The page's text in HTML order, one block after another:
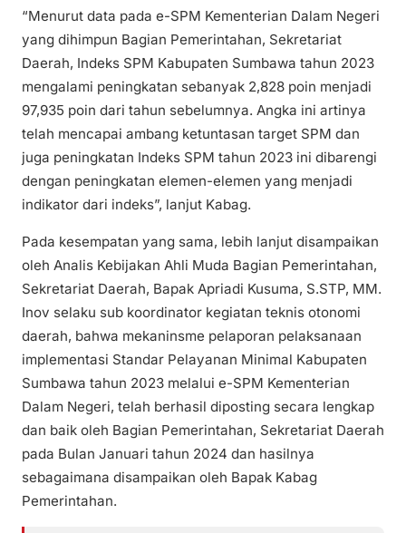
“Menurut data pada e-SPM Kementerian Dalam Negeri
yang dihimpun Bagian Pemerintahan, Sekretariat
Daerah, Indeks SPM Kabupaten Sumbawa tahun 2023
mengalami peningkatan sebanyak 2,828 poin menjadi
97,935 poin dari tahun sebelumnya. Angka ini artinya
telah mencapai ambang ketuntasan target SPM dan
juga peningkatan Indeks SPM tahun 2023 ini dibarengi
dengan peningkatan elemen-elemen yang menjadi
indikator dari indeks”, lanjut Kabag.
Pada kesempatan yang sama, lebih lanjut disampaikan
oleh Analis Kebijakan Ahli Muda Bagian Pemerintahan,
Sekretariat Daerah, Bapak Apriadi Kusuma, S.STP, MM.
Inov selaku sub koordinator kegiatan teknis otonomi
daerah, bahwa mekaninsme pelaporan pelaksanaan
implementasi Standar Pelayanan Minimal Kabupaten
Sumbawa tahun 2023 melalui e-SPM Kementerian
Dalam Negeri, telah berhasil diposting secara lengkap
dan baik oleh Bagian Pemerintahan, Sekretariat Daerah
pada Bulan Januari tahun 2024 dan hasilnya
sebagaimana disampaikan oleh Bapak Kabag
Pemerintahan.